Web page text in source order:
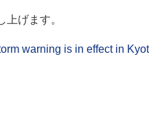
げます。
warning is in effect in